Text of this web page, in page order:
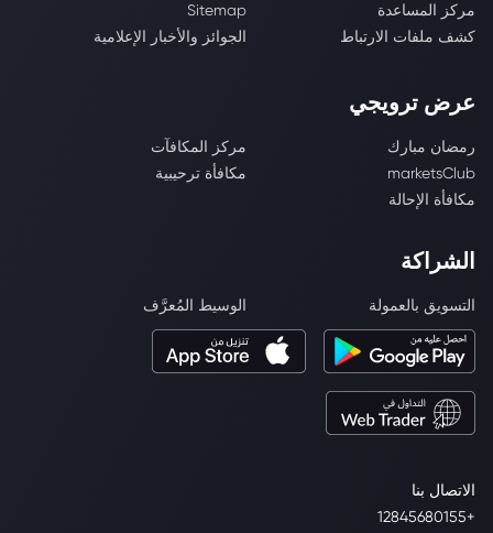
الاتصال بنا
+12845680155
مركز المساعدة
Sitemap
كشف ملفات الارتباط
الجوائز والأخبار الإعلامية
عرض ترويجي
رمضان مبارك
مركز المكافآت
marketsClub
مكافأة ترحيبية
مكافأة الإحالة
الشراكة
التسويق بالعمولة الوسيط المُعرَّف